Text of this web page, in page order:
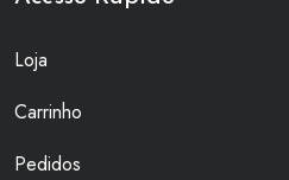
Loja
Carrinho
Pedidos